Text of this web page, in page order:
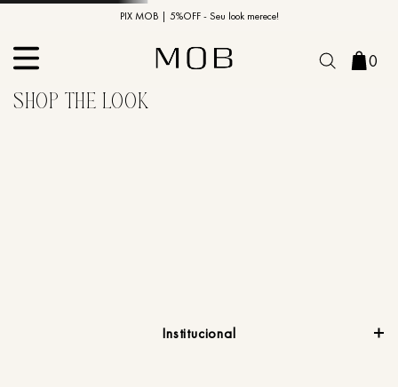
PIX MOB | 5%OFF - Seu look merece!
10% OFF na primeira compra | Cupom: BEMVINDO10*
0
Institucional